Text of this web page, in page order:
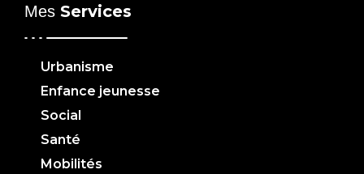
Mes Services
Urbanisme
Enfance jeunesse
Social
Santé
Mobilités